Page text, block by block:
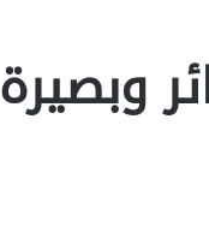
وبصيرة